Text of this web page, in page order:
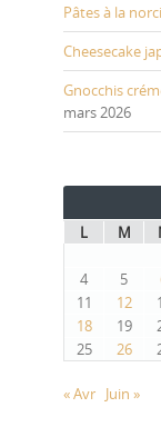
Pâtes à la
Cheesecake
Gnocchis
mars 2026
L M
4
5
11
12
18
19
25
26
« Avr Juin »